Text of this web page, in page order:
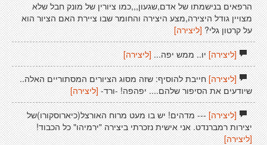
הרפאים בנישמתו של אדם,שגעון,,,כמו ציורין של מונק חבל שלא
מצויין גודל היצירה,מצע היצירה והחומר שבו ציירת האם הציור הוא
על קרטון גלי? [ליצירה]
[ליצירה]יו.. ממש יפה... [ליצירה]
[ליצירה]חייבת להוסיף: שזה מסוג הציורים המסתוריים האלה..
שיודעים את הסיפור שלהם.... יפהפה! -ורד- [ליצירה]
[ליצירה]--- מדהים! יש בו מעט מרוח האורצל(כיארוסקורו)של
יצירות רמברנדט. אני אישית נזכרתי ביצירה "ירמיהו" כל הכבוד!
[ליצירה]